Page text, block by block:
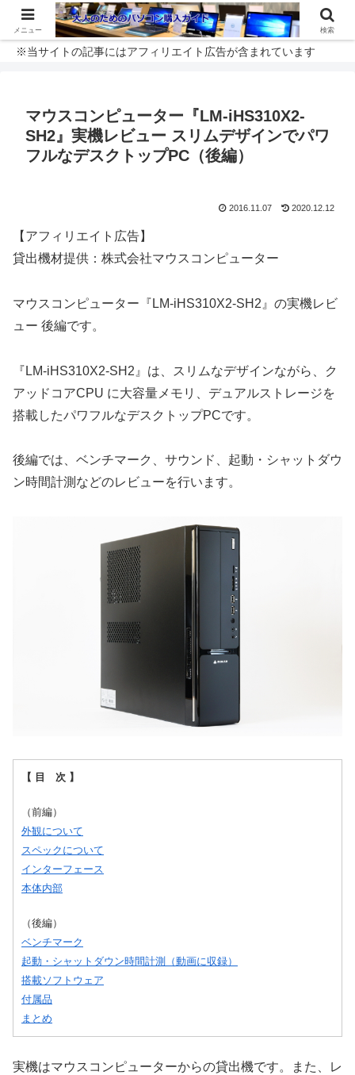
※当サイトの記事にはアフィリエイト広告が含まれています
マウスコンピューター『LM-iHS310X2-
SH2』実機レビュー スリムデザインでパワ
フルなデスクトップPC（後編）
2016.11.07 2020.12.12
【アフィリエイト広告】
貸出機材提供：株式会社マウスコンピューター
マウスコンピューター『LM-iHS310X2-SH2』の実機レビ
ュー 後編です。
『LM-iHS310X2-SH2』は、スリムなデザインながら、ク
アッドコアCPU に大容量メモリ、デュアルストレージを
搭載したパワフルなデスクトップPCです。
後編では、ベンチマーク、サウンド、起動・シャットダウ
ン時間計測などのレビューを行います。
【 目 次 】
（前編）
外観について
スペックについて
インターフェース
本体内部
（後編）
ベンチマーク
起動・シャットダウン時間計測（動画に収録）
搭載ソフトウェア
付属品
まとめ
実機はマウスコンピューターからの貸出機です。また、レ
メニュー 検索